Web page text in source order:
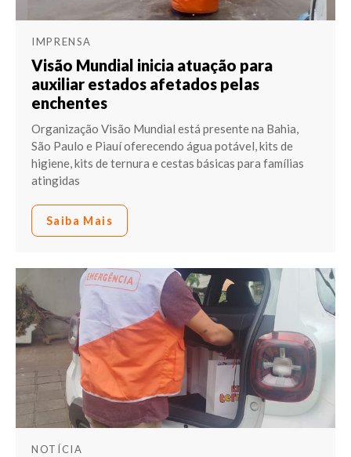
IMPRENSA
Visão Mundial inicia atuação para
auxiliar estados afetados pelas
enchentes
Organização Visão Mundial está presente na Bahia,
São Paulo e Piauí oferecendo água potável, kits de
higiene, kits de ternura e cestas básicas para famílias
atingidas
Saiba Mais
NOTÍCIA